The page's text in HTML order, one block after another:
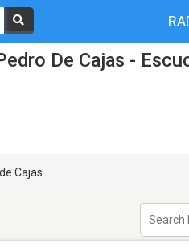
De Cajas -
Cajas